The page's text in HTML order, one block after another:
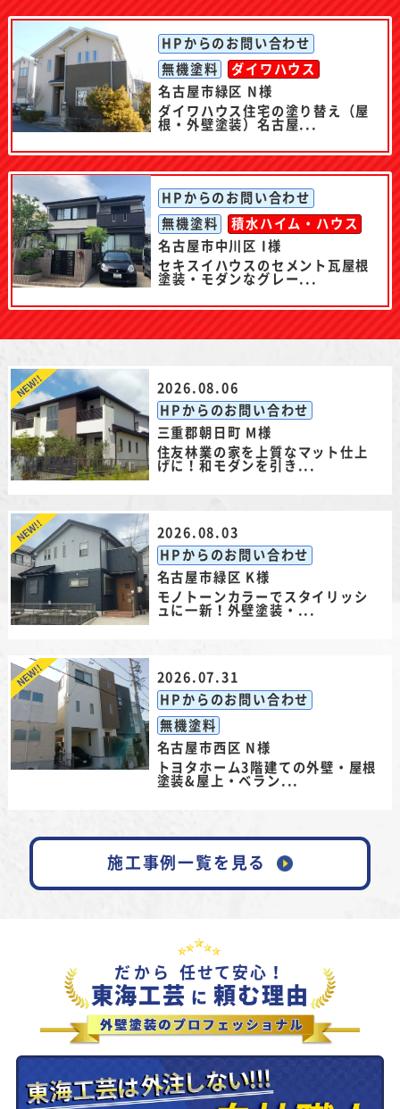
HPからのお問い合わせ
無機塗料
ダイワハウス
名古屋市緑区 N様
ダイワハウス住宅の塗り替え（屋
根・外壁塗装）名古屋...
HPからのお問い合わせ
無機塗料
積水ハイム・ハウス
名古屋市中川区 I様
セキスイハウスのセメント瓦屋根
塗装・モダンなグレー...
2026.08.06
HPからのお問い合わせ
三重郡朝日町 M様
住友林業の家を上質なマット仕上
げに！和モダンを引き...
2026.08.03
HPからのお問い合わせ
名古屋市緑区 K様
モノトーンカラーでスタイリッシ
ュに一新！外壁塗装・...
2026.07.31
HPからのお問い合わせ
無機塗料
名古屋市西区 N様
トヨタホーム3階建ての外壁・屋根
塗装&屋上・ベラン...
施工事例一覧を見る
だから 任せて安心！
東海工芸 に 頼む理由